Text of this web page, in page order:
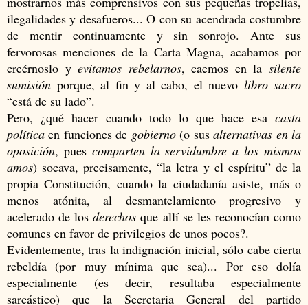
ilegalidades y desafueros... O con su acendrada costumbre
de mentir continuamente y sin sonrojo. Ante sus
fervorosas menciones de la Carta Magna, acabamos por
creérnoslo yevitamos rebelarnos, caemos en lasilente
sumisión porque, al fin y al cabo, el nuevo libro sacro
“está de su lado”.
Pero, ¿qué hacer cuando todo lo que hace esa casta
política en funciones de gobierno(o susalternativas en la
oposición, pues comparten la servidumbre a los mismos
amos) socava, precisamente, “la letra y el espíritu” de la
propia Constitución, cuando la ciudadanía asiste, más o
menos atónita, al desmantelamiento progresivo y
acelerado de losderechos que allí se les reconocían como
comunes en favor de privilegios de unos pocos?.
Evidentemente, tras la indignación inicial, sólo cabe cierta
rebeldía (por muy mínima que sea)... Por eso dolía
especialmente (es decir, resultaba especialmente
sarcástico) que la Secretaria General del partido